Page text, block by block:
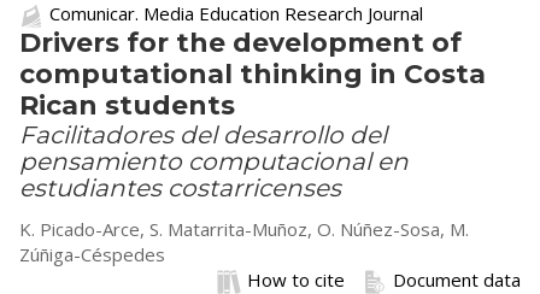
Comunicar. Media Education Research Journal
Drivers for the development of
computational thinking in Costa
Rican students
Facilitadores del desarrollo del
pensamiento computacional en
estudiantes costarricenses
K. Picado-Arce, S. Matarrita-Muñoz, O. Núñez-Sosa, M.
Zúñiga-Céspedes
Document data
How to cite